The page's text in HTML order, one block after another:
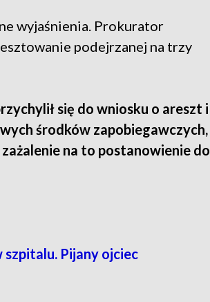
wyjaśnienia. Prokurator
podejrzanej na trzy
się do wniosku o areszt i
środków zapobiegawczych,
na to postanowienie do
szpitalu. Pijany ojciec